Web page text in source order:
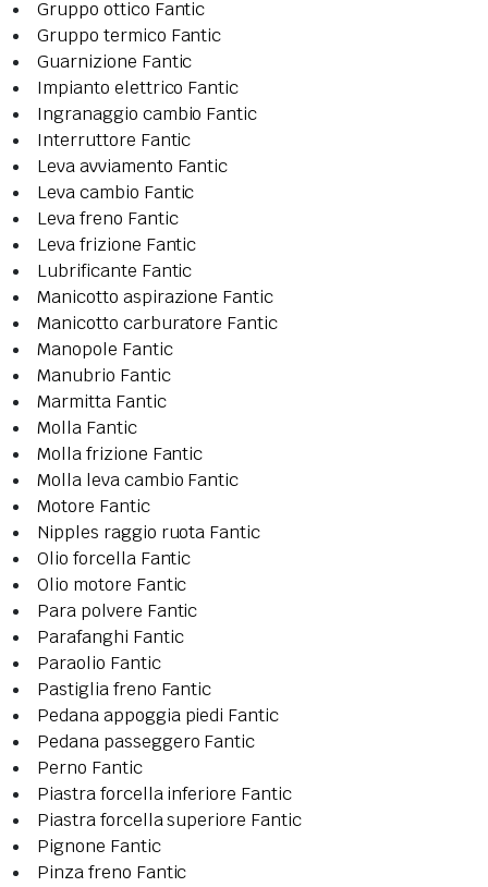
Gruppo ottico Fantic
Gruppo termico Fantic
Guarnizione Fantic
Impianto elettrico Fantic
Ingranaggio cambio Fantic
Interruttore Fantic
Leva avviamento Fantic
Leva cambio Fantic
Leva freno Fantic
Leva frizione Fantic
Lubrificante Fantic
Manicotto aspirazione Fantic
Manicotto carburatore Fantic
Manopole Fantic
Manubrio Fantic
Marmitta Fantic
Molla Fantic
Molla frizione Fantic
Molla leva cambio Fantic
Motore Fantic
Nipples raggio ruota Fantic
Olio forcella Fantic
Olio motore Fantic
Para polvere Fantic
Parafanghi Fantic
Paraolio Fantic
Pastiglia freno Fantic
Pedana appoggia piedi Fantic
Pedana passeggero Fantic
Perno Fantic
Piastra forcella inferiore Fantic
Piastra forcella superiore Fantic
Pignone Fantic
Pinza freno Fantic